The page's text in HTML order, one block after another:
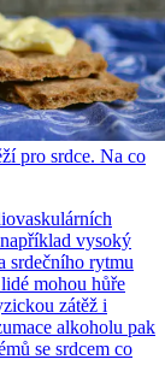
pro srdce. Na co
vysoký
srdečního rytmu
mohou hůře
zátěž i
alkoholu pak
se srdcem co